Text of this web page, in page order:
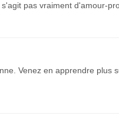
pas vraiment d'amour-
Venez en apprendre plus